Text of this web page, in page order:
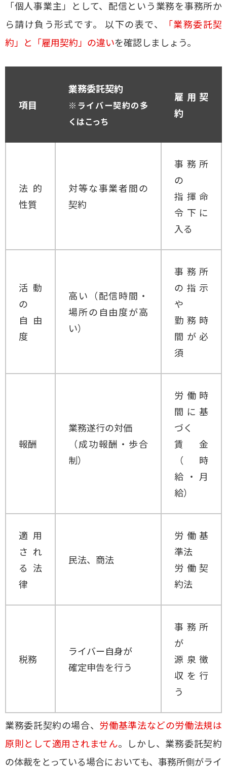
「個人事業主」として、配信という業務を事務所か
ら請け負う形式です。 以下の表で、
「業務委託契
約」と「雇用契約」の違いを確認しましょう。
項目
業務委託契約
※ライバー契約の多
くはこっち
雇用契
約
法的
性質
対等な事業者間の
契約
事務所
の
指揮命
令下に
入る
活動
の
自由
度
高い（配信時間・
場所の自由度が高
い）
事務所
の指示
や
勤務時
間が必
須
報酬
業務遂行の対価
（成功報酬・歩合
制）
労働時
間に基
づく
賃金
（時
給・月
給）
適用
され
る法
律
民法、商法
労働基
準法
労働契
約法
税務
ライバー自身が
確定申告を行う
事務所
が
源泉徴
収を行
う
業務委託契約の場合、 労働基準法などの労働法規は
原則として適用されません。しかし、業務委託契約
の体裁をとっている場合においても、事務所側がライ